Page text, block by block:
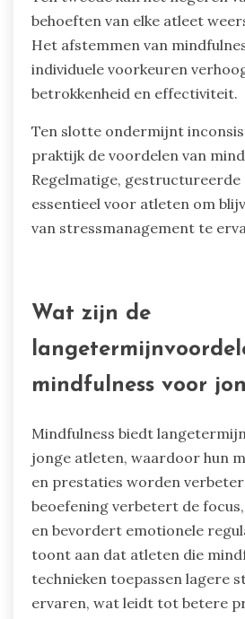
Coaches moeten
vermijden zoals onvoldoende
negeren van individuele
inconsistente praktijk. Deze
effectiviteit van mindfulness-
jeugdsport belemmeren.
Ten eerste kan het niet goed
mindfulness leiden tot
implementatie. Coaches
Ten tweede kan het negeren
behoeften van elke atleet
individuele voorkeuren
Ten slotte ondermijnt
praktijk de voordelen van
Regelmatige, gestructureerde
essentieel voor atleten om
van stressmanagement te